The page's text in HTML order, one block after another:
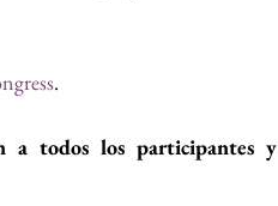
.
a todos los participantes y